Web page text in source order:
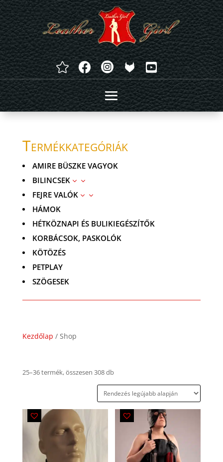
   
Termékkategóriák
AMIRE BÜSZKE VAGYOK
BILINCSEK
3
FEJRE VALÓK 3
HÁMOK
HÉTKÖZNAPI ÉS BULIKIEGÉSZÍTŐK
KORBÁCSOK, PASKOLÓK
KÖTÖZÉS
PETPLAY
SZÖGESEK
Kezdőlap / Shop
25–36 termék, összesen 308 dbLegújabb
szerint
rendezve